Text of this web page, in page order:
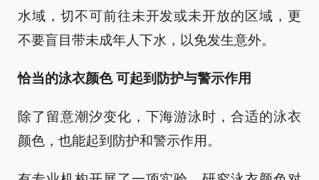
水域，切不可前往未开发或未开放的区域，更
不要盲目带未成年人下水，以免发生意外。
恰当的泳衣颜色 可起到防护与警示作用
除了留意潮汐变化，下海游泳时，合适的泳衣
颜色，也能起到防护和警示作用。